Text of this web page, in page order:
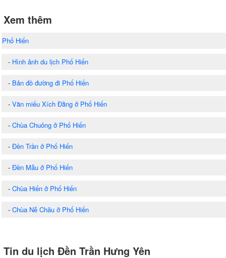
Xem thêm
Phố Hiến
- Hình ảnh du lịch Phố Hiến
- Bản đồ đường đi Phố Hiến
- Văn miếu Xích Đằng ở Phố Hiến
- Chùa Chuông ở Phố Hiến
- Đền Trần ở Phố Hiến
- Đền Mẫu ở Phố Hiến
- Chùa Hiến ở Phố Hiến
- Chùa Nễ Châu ở Phố Hiến
Tin du lịch Đền Trần Hưng Yên